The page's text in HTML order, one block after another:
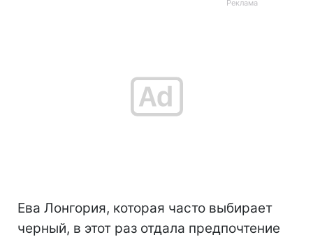
Ева Лонгория, которая часто выбирает
черный, в этот раз отдала предпочтение